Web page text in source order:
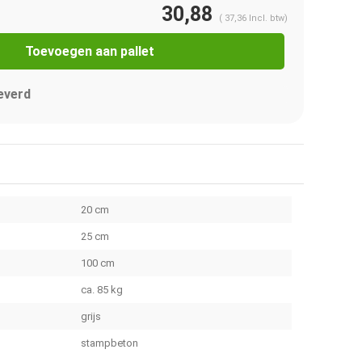
30,88 ( 37,36 Incl. btw)
Toevoegen aan pallet
20 cm
25 cm
100 cm
ca. 85 kg
grijs
stampbeton